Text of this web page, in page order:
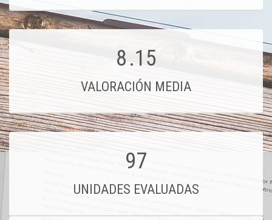
8.15
VALORACIÓN MEDIA
97
UNIDADES EVALUADAS